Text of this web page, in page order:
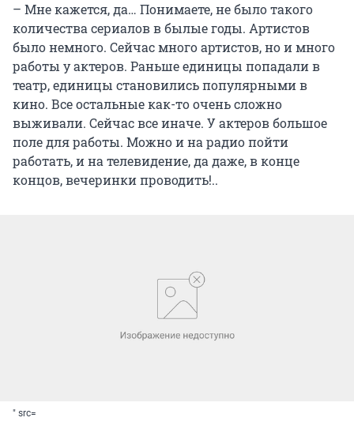
– Мне кажется, да… Понимаете, не было такого
количества сериалов в былые годы. Артистов
было немного. Сейчас много артистов, но и много
работы у актеров. Раньше единицы попадали в
театр, единицы становились популярными в
кино. Все остальные как-то очень сложно
выживали. Сейчас все иначе. У актеров большое
поле для работы. Можно и на радио пойти
работать, и на телевидение, да даже, в конце
концов, вечеринки проводить!..
" src=